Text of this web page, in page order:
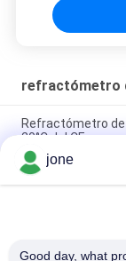
refractómetro
Refractómetro de
20°C del CE
regalo 100ppt
del ATC
Metro de la
jone
Good day, what